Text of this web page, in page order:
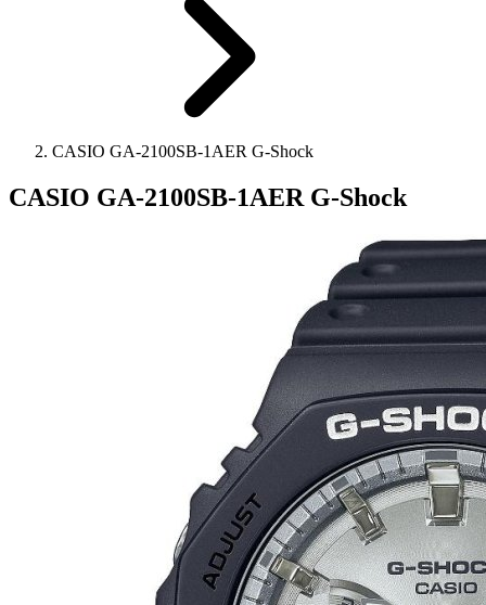
CASIO GA-2100SB-1AER G-Shock
CASIO GA-2100SB-1AER G-Shock